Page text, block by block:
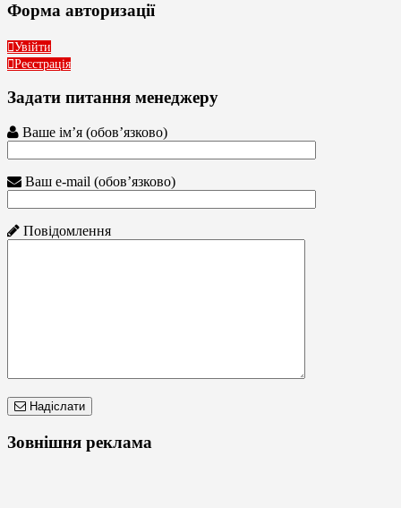
Форма авторизації
Увійти
Реєстрація
Задати питання менеджеру
Ваше ім’я (обов’язково)
Ваш e-mail (обов’язково)
Повідомлення
Надіслати
Зовнішня реклама